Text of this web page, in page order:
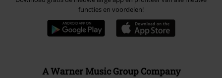
functies en voordelen!
A Warner Music Group Company